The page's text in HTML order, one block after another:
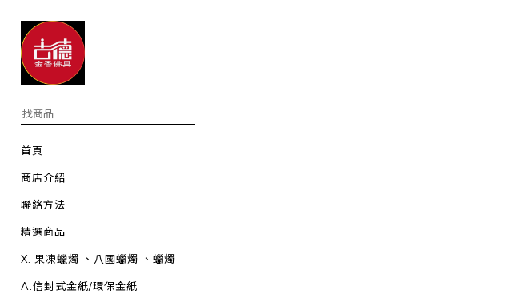
首頁
商店介紹
聯絡方法
精選商品
X. 果凍蠟燭 、八國蠟燭 、蠟燭
A.信封式金紙/環保金紙